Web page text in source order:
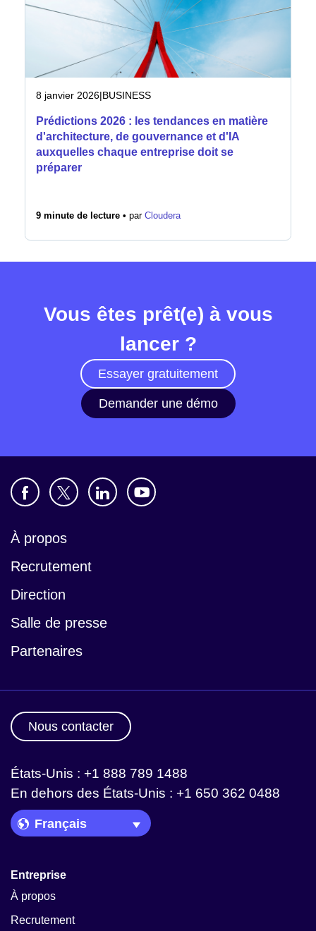
8 janvier 2026|BUSINESS
Prédictions 2026 : les tendances en matière
d'architecture, de gouvernance et d'IA
auxquelles chaque entreprise doit se
préparer
9 minute de lecture • par Cloudera
Vous êtes prêt(e) à vous
lancer ?
Essayer gratuitement
Demander une démo
À propos
Recrutement
Direction
Salle de presse
Partenaires
Nous contacter
États-Unis : +1 888 789 1488
En dehors des États-Unis : +1 650 362 0488
Language Picker
Entreprise
À propos
Recrutement